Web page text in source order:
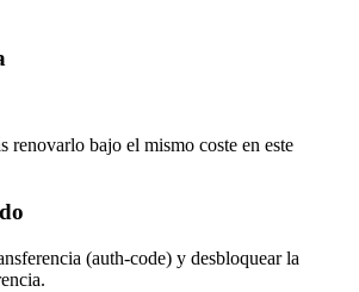
renovarlo bajo el mismo coste en este
(auth-code) y desbloquear la